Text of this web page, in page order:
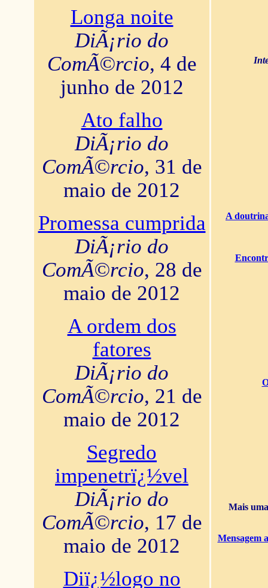
Longa noite
DiÃ¡rio do
ComÃ©rcio, 4 de
junho de 2012
Ato falho
DiÃ¡rio do
ComÃ©rcio, 31 de
maio de 2012
Promessa cumprida
DiÃ¡rio do
ComÃ©rcio, 28 de
maio de 2012
A ordem dos
fatores
DiÃ¡rio do
ComÃ©rcio, 21 de
maio de 2012
Segredo
impenetrï¿½vel
DiÃ¡rio do
ComÃ©rcio, 17 de
maio de 2012
Diï¿½logo no
A
Mais
Mensagem